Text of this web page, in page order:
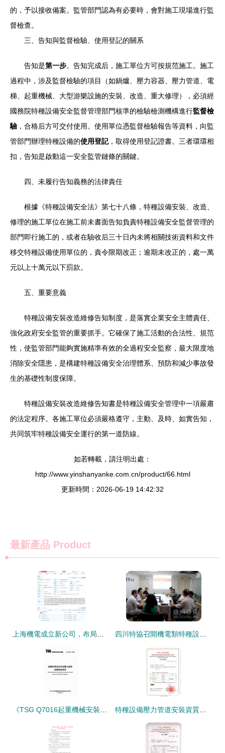
的，予以接收備案。監管部門認為有必要時，會對施工現場進行監
督檢查。
三、告知與監督檢驗、使用登記的關系
告知是第一步。告知完成后，施工單位方可按規范施工。施工
過程中，涉及監督檢驗的項目（如鍋爐、壓力容器、壓力管道、電
梯、起重機械、大型游樂設施的安裝、改造、重大修理），必須經
國務院特種設備安全監督管理部門核準的檢驗檢測機構進行監督檢
驗 ，合格后方可交付使用。使用單位憑監督檢驗報告等資料，向監
管部門辦理特種設備的使用登記，取得使用登記證書。三者環環相
扣，告知是啟動這一安全監管鏈條的關鍵。
四、未履行告知義務的法律責任
根據《特種設備安全法》第七十八條，特種設備安裝、改造、
修理的施工單位在施工前未書面告知負責特種設備安全監督管理的
部門即行施工的，或者在驗收后三十日內未將相關技術資料和文件
移交特種設備使用單位的，責令限期改正；逾期未改正的，處一萬
元以上十萬元以下罰款。
五、重要意義
特種設備安裝改造維修告知制度，是落實企業安全主體責任、
強化政府安全監管的重要抓手。它確保了施工活動的合法性、規范
性，使監管部門能夠實施精準有效的全過程安全監察，最大限度地
消除安全隱患，是構建特種設備安全治理體系、預防和減少事故發
生的基礎性制度保障。
特種設備安裝改造維修告知書是特種設備安全管理中一項嚴肅
的法定程序。各施工單位必須嚴格遵守，主動、及時、如實告知，
共同筑牢特種設備安全運行的第一道防線。
如若轉載，請注明出處：
http://www.yinshanyanke.com.cn/product/66.html
更新時間：2026-06-19 14:42:32
最新產品 Product